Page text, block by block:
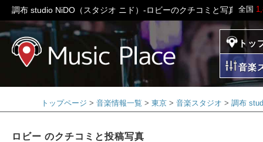
全国
調布 studio NiDO（スタジオ ニド）-ロビーのクチコミと写真 - ミ
ミュージックプレイ
トッ
音楽
トップページ 音楽情報一覧 東京 音楽スタジオ 調布
ロビー のクチコミと投稿写真